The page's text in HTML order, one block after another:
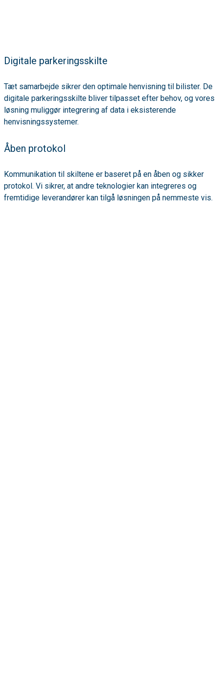
Digitale parkeringsskilte
Tæt samarbejde sikrer den optimale henvisning til bilister. De
digitale parkeringsskilte bliver tilpasset efter behov, og vores
løsning muliggør integrering af data i eksisterende
henvisningssystemer.
Åben protokol
Kommunikation til skiltene er baseret på en åben og sikker
protokol. Vi sikrer, at andre teknologier kan integreres og
fremtidige leverandører kan tilgå løsningen på nemmeste vis.